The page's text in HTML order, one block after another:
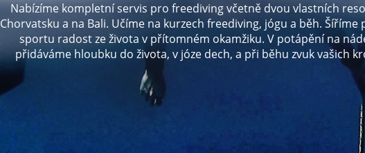
Nabízíme kompletní servis pro freediving včetně dvou vlastních
Chorvatsku a na Bali. Učíme na kurzech freediving, jógu a běh. Šíříme
sportu radost ze života v přítomném okamžiku. V potápění na
přidáváme hloubku do života, v józe dech, a při běhu zvuk vašich